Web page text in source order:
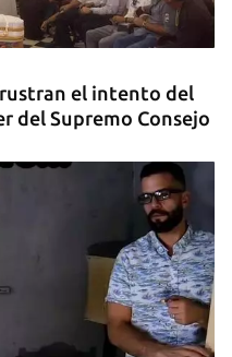
el intento del
del Supremo Consejo